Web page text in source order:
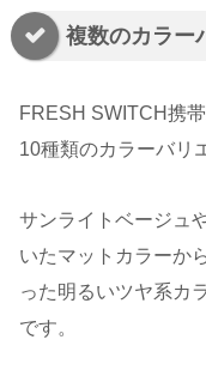
複数のカラー
FRESH SWITCH携
10種類のカラーバリ
サンライトベージュ
いたマットカラーか
った明るいツヤ系カ
です。